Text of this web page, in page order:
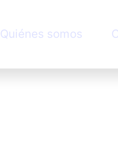
Quiénes somos